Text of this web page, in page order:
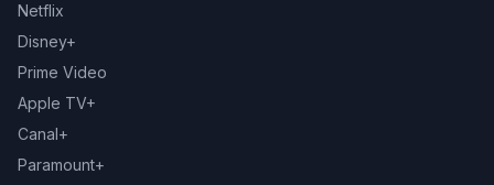
Netflix
Disney+
Prime Video
Apple TV+
Canal+
Paramount+